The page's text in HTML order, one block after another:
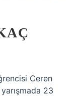
Ceren
23